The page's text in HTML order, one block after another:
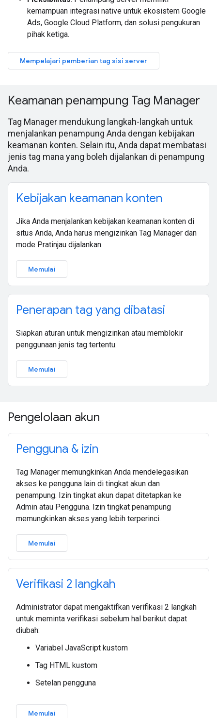
kemampuan integrasi native untuk ekosistem Google
Ads, Google Cloud Platform, dan solusi pengukuran
pihak ketiga.
Mempelajari pemberian tag sisi server
Keamanan penampung Tag Manager
Tag Manager mendukung langkah-langkah untuk
menjalankan penampung Anda dengan kebijakan
keamanan konten. Selain itu, Anda dapat membatasi
jenis tag mana yang boleh dijalankan di penampung
Anda.
Kebijakan keamanan konten
Jika Anda menjalankan kebijakan keamanan konten di
situs Anda, Anda harus mengizinkan Tag Manager dan
mode Pratinjau dijalankan.
Memulai
Penerapan tag yang dibatasi
Siapkan aturan untuk mengizinkan atau memblokir
penggunaan jenis tag tertentu.
Memulai
Pengelolaan akun
Pengguna & izin
Tag Manager memungkinkan Anda mendelegasikan
akses ke pengguna lain di tingkat akun dan
penampung. Izin tingkat akun dapat ditetapkan ke
Admin atau Pengguna. Izin tingkat penampung
memungkinkan akses yang lebih terperinci.
Memulai
Verifikasi 2 langkah
Administrator dapat mengaktifkan verifikasi 2 langkah
untuk meminta verifikasi sebelum hal berikut dapat
diubah:
Variabel JavaScript kustom
Tag HTML kustom
Setelan pengguna
Memulai